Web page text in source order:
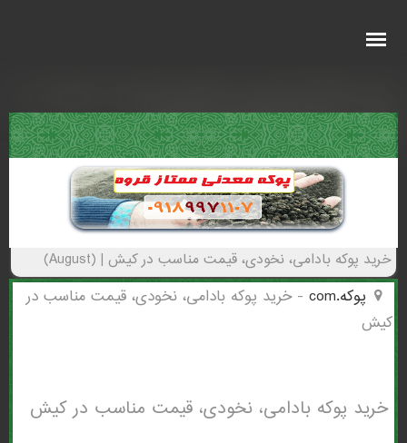
كيش - (2140)(New - 2026)
خرید پوکه بادامی، نخودی، قیمت مناسب در كيش | (August)
پوکه.com -خرید پوکه بادامی، نخودی، قیمت مناسب در
كيش
خرید پوکه بادامی، نخودی، قیمت مناسب در كيش